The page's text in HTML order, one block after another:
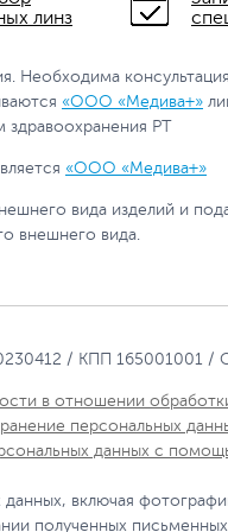
линз
Необходима
«ООО «Медива+»
РТ
«ООО «Медива+»
вида изделий и
внешнего вида.
/ КПП 165001001 /
в отношении
персональных
данных с
включая
полученных